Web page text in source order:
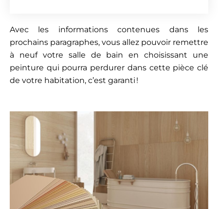
Avec les informations contenues dans les
prochains paragraphes, vous allez pouvoir remettre
à neuf votre salle de bain en choisissant une
peinture qui pourra perdurer dans cette pièce clé
de votre habitation, c’est garanti !